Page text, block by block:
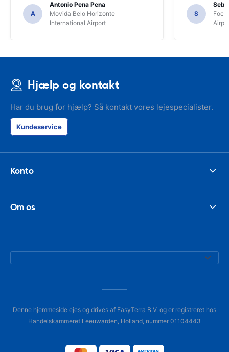
A
Antonio Pena Pena
Movida Belo Horizonte
International Airport
S
Foco
Hjælp og kontakt
Har du brug for hjælp? Så kontakt vores lejespecialister.
Kundeservice
Konto
Om os
Denne hjemmeside ejes og drives af EasyTerra B.V. og er registreret hos
Handelskammeret Leeuwarden, Holland, nummer 01104443